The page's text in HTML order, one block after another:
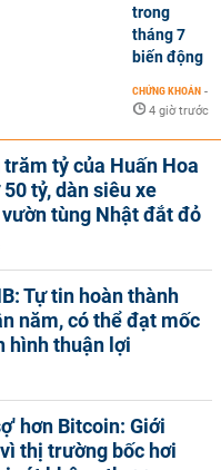
trong
tháng 7
biến động
CHỨNG KHOÁN -
4 giờ trước
tỷ của Huấn Hoa
tỷ, dàn siêu xe
tùng Nhật đắt đỏ
Tự tin hoàn thành
năm, có thể đạt mốc
hình thuận lợi
hơn Bitcoin: Giới
thị trường bốc hơi